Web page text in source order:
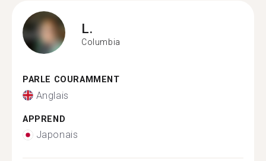
L.
Columbia
PARLE COURAMMENT
Anglais
APPREND
Japonais